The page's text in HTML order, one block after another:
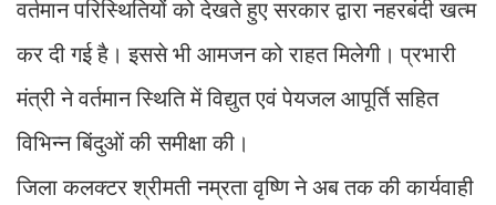
वर्तमान परिस्थितियों को देखते हुए सरकार द्वारा नहरबंदी खत्म
कर दी गई है। इससे भी आमजन को राहत मिलेगी। प्रभारी
मंत्री ने वर्तमान स्थिति में विद्युत एवं पेयजल आपूर्ति सहित
विभिन्न बिंदुओं की समीक्षा की।
जिला कलक्टर श्रीमती नम्रता वृष्णि ने अब तक की कार्यवाही